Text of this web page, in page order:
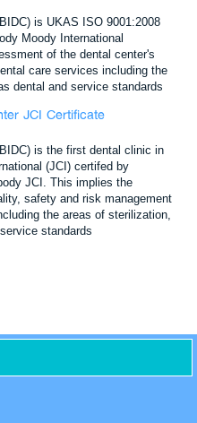
is UKAS ISO 9001:2008
Moody International
of the dental center's
care services including the
dental and service standards
JCI Certificate
is the first dental clinic in
(JCI) certifed by
JCI. This implies the
safety and risk management
the areas of sterilization,
standards